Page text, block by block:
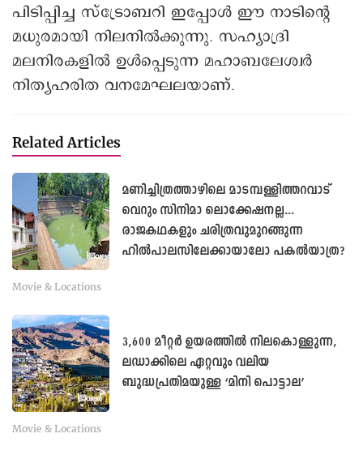
പിടിപ്പിച്ച സ്ട്രോബറി ഇപ്പോൾ ഈ നാടിന്റെ
മധുരമായി നിലനിൽക്കുന്നു. സഹ്യാദ്രി
മലനിരകളിൽ ഉൾപ്പെടുന്ന മഹാബലേശ്വർ
നിത്യഹരിത വനമേഘലയാണ്.
Related Articles
മണിച്ചിത്രത്താഴിലെ മാടമ്പള്ളിത്തറവാട്
വെറും സിനിമാ ലൊക്കേഷനല്ല...
രാജകഥകളും ചരിത്രവുമുറങ്ങുന്ന
ഹിൽപാലസിലേക്കായാലോ പകൽയാത്ര?
Movie & Locations
3,600 മീറ്റർ ഉയരത്തിൽ നിലകൊള്ളുന്ന,
ലഡാക്കിലെ ഏറ്റവും വലിയ
ബുദ്ധപ്രതിമയുള്ള ‘മിനി പൊട്ടാല’
Movie & Locations